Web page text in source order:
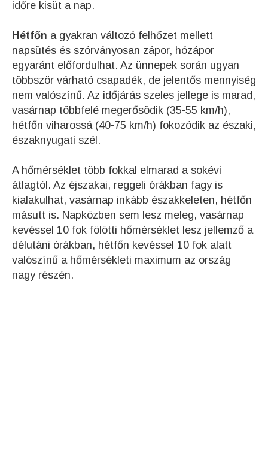
időre kisüt a nap.
Hétfőn a gyakran változó felhőzet mellett
napsütés és szórványosan zápor, hózápor
egyaránt előfordulhat. Az ünnepek során ugyan
többször várható csapadék, de jelentős mennyiség
nem valószínű. Az időjárás szeles jellege is marad,
vasárnap többfelé megerősödik (35-55 km/h),
hétfőn viharossá (40-75 km/h) fokozódik az északi,
északnyugati szél.
A hőmérséklet több fokkal elmarad a sokévi
átlagtól. Az éjszakai, reggeli órákban fagy is
kialakulhat, vasárnap inkább északkeleten, hétfőn
másutt is. Napközben sem lesz meleg, vasárnap
kevéssel 10 fok fölötti hőmérséklet lesz jellemző a
délutáni órákban, hétfőn kevéssel 10 fok alatt
valószínű a hőmérsékleti maximum az ország
nagy részén.